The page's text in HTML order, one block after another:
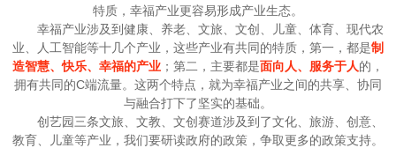
特质，幸福产业更容易形成产业生态。
幸福产业涉及到健康、养老、文旅、文创、儿童、体育、现代农
业、人工智能等十几个产业，这些产业有共同的特质，第一，都是制
造智慧、快乐、幸福的产业 ；第二，主要都是面向人、服务于人的，
拥有共同的C端流量。这两个特点，就为幸福产业之间的共享、协同
与融合打下了坚实的基础。
创艺园三条文旅、文教、文创赛道涉及到了文化、旅游、创意、
教育、儿童等产业，我们要研读政府的政策，争取更多的政策支持。